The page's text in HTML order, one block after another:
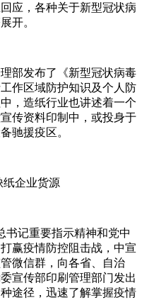
应，各种关于新型冠状病
开。
部发布了《新型冠状病毒
作区域防护知识及个人防
，造纸行业也讲述着一个
传资料印制中，或投身于
驰援疫区。
纸企业货源
书记重要指示精神和党中
赢疫情防控阻击战，中宣
微信群，向各省、自治
宣传部印刷管理部门发出
途径，迅速了解掌握疫情